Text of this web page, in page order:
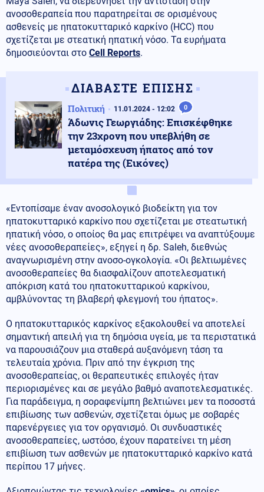
ανοσοθεραπεία που παρατηρείται σε ορισμένους
ασθενείς με ηπατοκυτταρικό καρκίνο (HCC) που
σχετίζεται με στεατική ηπατική νόσο. Τα ευρήματα
δημοσιεύονται στο Cell Reports.
ΔΙΑΒΑΣΤΕ ΕΠΙΣΗΣ
Πολιτική 11.01.2024 - 12:02 0
Άδωνις Γεωργιάδης: Επισκέφθηκε
την 23χρονη που υπεβλήθη σε
μεταμόσχευση ήπατος από τον
πατέρα της (Εικόνες)
«Εντοπίσαμε έναν ανοσολογικό βιοδείκτη για τον
ηπατοκυτταρικό καρκίνο που σχετίζεται με στεατωτική
ηπατική νόσο, ο οποίος θα μας επιτρέψει να αναπτύξουμε
νέες ανοσοθεραπείες», εξηγεί η δρ. Saleh, διεθνώς
αναγνωρισμένη στην ανοσο-ογκολογία. «Οι βελτιωμένες
ανοσοθεραπείες θα διασφαλίζουν αποτελεσματική
απόκριση κατά του ηπατοκυτταρικού καρκίνου,
αμβλύνοντας τη βλαβερή φλεγμονή του ήπατος».
Ο ηπατοκυτταρικός καρκίνος εξακολουθεί να αποτελεί
σημαντική απειλή για τη δημόσια υγεία, με τα περιστατικά
να παρουσιάζουν μια σταθερά αυξανόμενη τάση τα
τελευταία χρόνια. Πριν από την έγκριση της
ανοσοθεραπείας, οι θεραπευτικές επιλογές ήταν
περιορισμένες και σε μεγάλο βαθμό αναποτελεσματικές.
Για παράδειγμα, η σοραφενίμπη βελτιώνει μεν τα ποσοστά
επιβίωσης των ασθενών, σχετίζεται όμως με σοβαρές
παρενέργειες για τον οργανισμό. Οι συνδυαστικές
ανοσοθεραπείες, ωστόσο, έχουν παρατείνει τη μέση
επιβίωση των ασθενών με ηπατοκυτταρικό καρκίνο κατά
περίπου 17 μήνες.